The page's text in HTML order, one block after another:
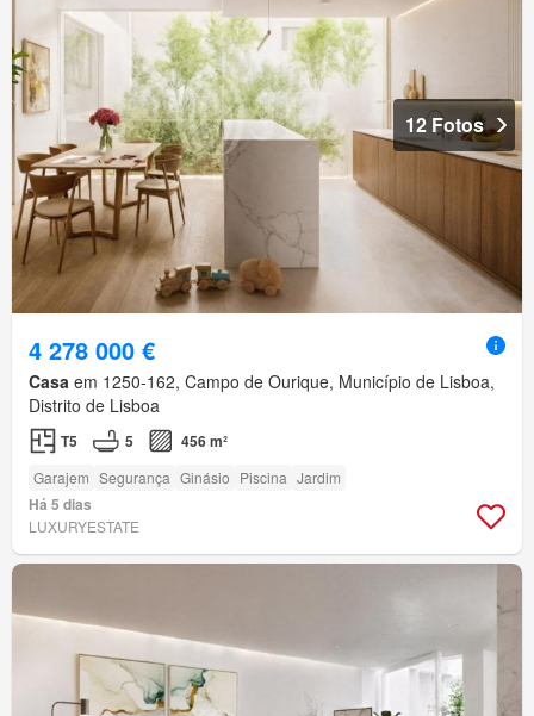
12 Fotos
4 278 000 €
Casa em 1250-162, Campo de Ourique, Município de Lisboa,
Distrito de Lisboa
T5 5 456 m²
Garajem Segurança Ginásio Piscina Jardim
Há 5 dias
LUXURYESTATE